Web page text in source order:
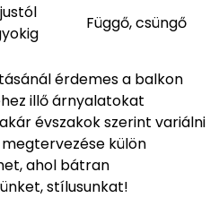
Függő, csüngő
érdemes a balkon
illő árnyalatokat
évszakok szerint variálni
külön
ahol bátran
stílusunkat!